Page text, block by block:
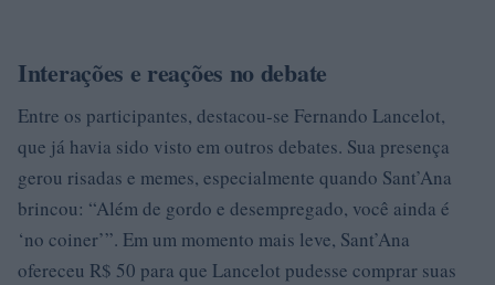
Interações e reações no debate
Entre os participantes, destacou-se Fernando Lancelot,
que já havia sido visto em outros debates. Sua presença
gerou risadas e memes, especialmente quando Sant’Ana
brincou: “Além de gordo e desempregado, você ainda é
‘no coiner’”. Em um momento mais leve, Sant’Ana
ofereceu R$ 50 para que Lancelot pudesse comprar suas